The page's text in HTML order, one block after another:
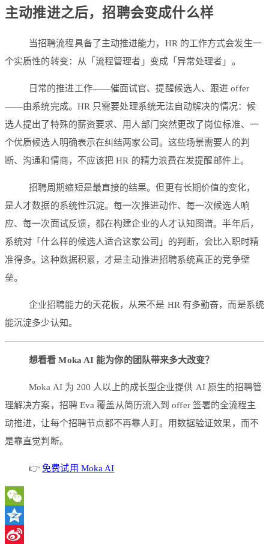
主动推进之后，招聘会变成什么样
当招聘流程具备了主动推进能力，HR 的工作方式会发生一
个实质性的转变：从「流程管理者」变成「异常处理者」。
日常的推进工作——催面试官、提醒候选人、跟进 offer
——由系统完成。HR 只需要处理系统无法自动解决的情况：候
选人提出了特殊的薪资要求、用人部门突然更改了岗位标准、一
个优质候选人明确表示在纠结两家公司。这些场景需要人的判
断、沟通和情商，不应该把 HR 的精力浪费在发提醒邮件上。
招聘周期缩短是最直接的结果。但更有长期价值的变化，
是人才数据的系统性沉淀。每一次推进动作、每一次候选人响
应、每一次面试反馈，都在构建企业的人才认知图谱。半年后，
系统对「什么样的候选人适合这家公司」的判断，会比入职时精
准得多。这种数据积累，才是主动推进招聘系统真正的竞争壁
垒。
企业招聘能力的天花板，从来不是 HR 有多勤奋，而是系统
能沉淀多少认知。
想看看 Moka AI 能为你的团队带来多大改变？
Moka AI 为 200 人以上的成长型企业提供 AI 原生的招聘管
理解决方案，招聘 Eva 覆盖从简历流入到 offer 签署的全流程主
动推进，让每个招聘节点都不再靠人盯。用数据验证效果，而不
是靠直觉判断。
👉免费试用 Moka AI
WeChat
Qzone